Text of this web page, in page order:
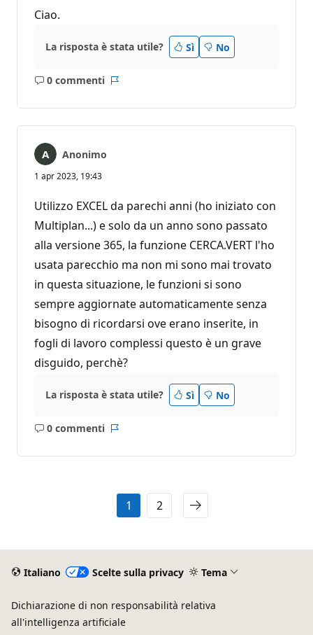
Ciao.
La risposta è stata utile? Sì No
0 commenti
Nessun
Report
Anonimo
1 apr 2023, 19:43
Utilizzo EXCEL da parechi anni (ho iniziato con
Multiplan...) e solo da un anno sono passato
alla versione 365, la funzione CERCA.VERT l'ho
usata parecchio ma non mi sono mai trovato
in questa situazione, le funzioni si sono
sempre aggiornate automaticamente senza
bisogno di ricordarsi ove erano inserite, in
fogli di lavoro complessi questo è un grave
disguido, perchè?
La risposta è stata utile? Sì No
0 commenti
Nessun
Report
1 2
Italiano Scelte sulla privacy Tema
Dichiarazione di non responsabilità relativa
all'intelligenza artificiale